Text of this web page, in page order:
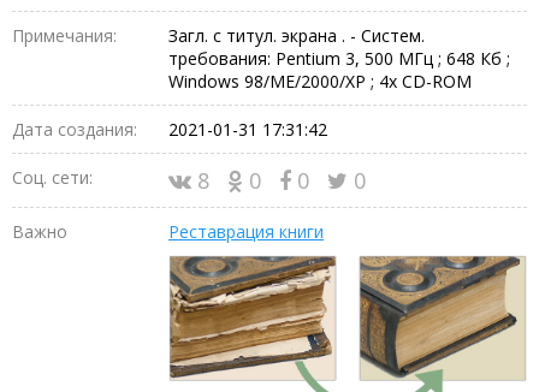
Примечания:
Загл. с титул. экрана . - Систем.
требования: Pentium 3, 500 МГц ; 648 Кб ;
Windows 98/ME/2000/XP ; 4х CD-ROM
Дата создания: 2021-01-31 17:31:42
Соц. сети: 8 0 0 0
Важно Реставрация книги